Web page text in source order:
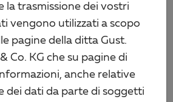
la trasmissione dei vostri
vengono utilizzati a scopo
pagine della ditta Gust.
Co. KG che su pagine di
anche relative
dei dati da parte di soggetti